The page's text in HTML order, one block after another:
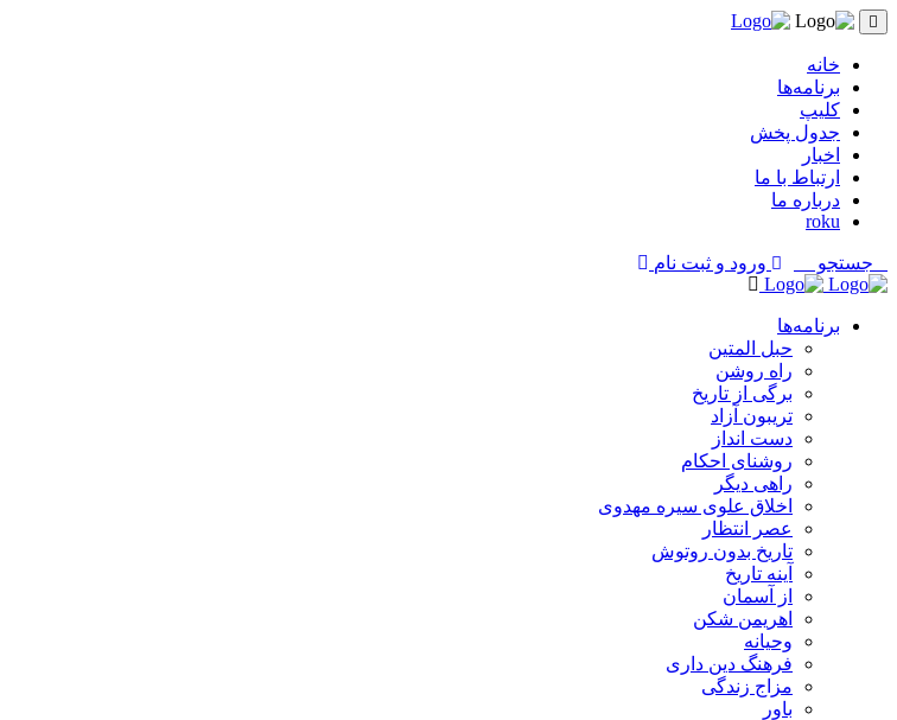
خانه
برنامه‌ها
کلیپ
جدول پخش
اخبار
ارتباط با ما
درباره ما
roku
جستجو ورود و ثبت نام
برنامه‌ها
حبل المتین
راه روشن
برگی از تاریخ
تریبون آزاد
دست انداز
روشنای احکام
راهی دیگر
اخلاق علوی سیره مهدوی
عصر انتظار
تاریخ بدون روتوش
آینه تاریخ
از آسمان
اهریمن شکن
وحیانه
فرهنگ دین داری
مزاج زندگی
باور